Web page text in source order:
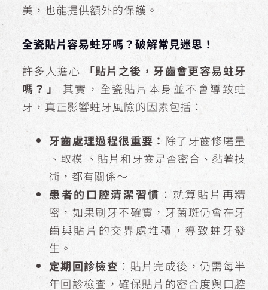
美，也能提供額外的保護。
全瓷貼片容易蛀牙嗎？破解常見迷思！
許多人擔心
「貼片之後，牙齒會更容易蛀牙
嗎？」
其實，全瓷貼片本身並不會導致蛀
牙，真正影響蛀牙風險的因素包括：
牙齒處理過程很重要： 除了牙齒修磨量
、取模 、貼片和牙齒是否密合、黏著技
術，都有關係～
患者的口腔清潔習慣 ：就算貼片再精
密，如果刷牙不確實，牙菌斑仍會在牙
齒與貼片的交界處堆積，導致蛀牙發
生。
定期回診檢查 ：貼片完成後，仍需每半
年回診檢查，確保貼片的密合度與口腔